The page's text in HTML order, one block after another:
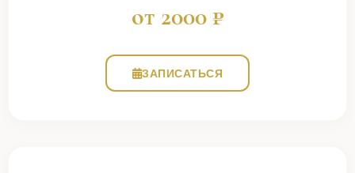
от 2000 ₽
ЗАПИСАТЬСЯ